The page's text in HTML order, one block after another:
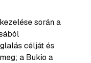
során a
célját és
a Bukio a